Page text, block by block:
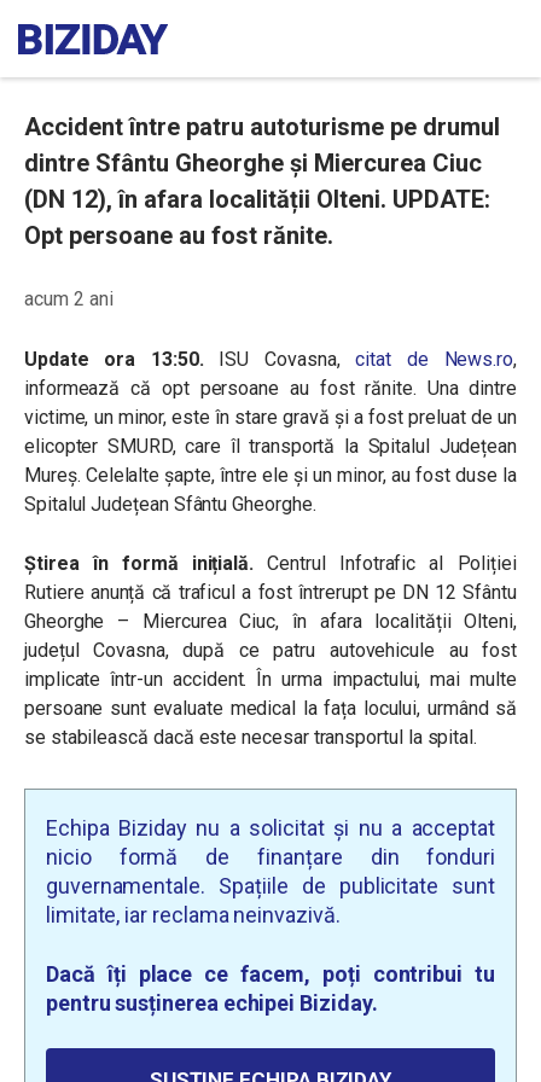
Accident între patru autoturisme pe drumul
dintre Sfântu Gheorghe și Miercurea Ciuc
(DN 12), în afara localității Olteni. UPDATE:
Opt persoane au fost rănite.
acum 2 ani
Update ora 13:50. ISU Covasna,citat de News.ro,
informează că opt persoane au fost rănite. Una dintre
victime, un minor, este în stare gravă și a fost preluat de un
elicopter SMURD, care îl transportă la Spitalul Județean
Mureș. Celelalte șapte, între ele și un minor, au fost duse la
Spitalul Județean Sfântu Gheorghe.
Știrea în formă inițială.Centrul Infotrafic al Poliției
Rutiere anunță că traficul a fost întrerupt pe DN 12 Sfântu
Gheorghe – Miercurea Ciuc, în afara localității Olteni,
județul Covasna, după ce patru autovehicule au fost
implicate într-un accident. În urma impactului, mai multe
persoane sunt evaluate medical la fața locului, urmând să
se stabilească dacă este necesar transportul la spital.
Echipa Biziday nu a solicitat și nu a acceptat
nicio formă de finanțare din fonduri
guvernamentale. Spațiile de publicitate sunt
limitate, iar reclama neinvazivă.
Dacă îți place ce facem, poți contribui tu
pentru susținerea echipei Biziday.